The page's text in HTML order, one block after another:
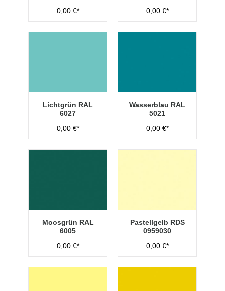
0,00 €*
0,00 €*
Lichtgrün RAL
6027
0,00 €*
Wasserblau RAL
5021
0,00 €*
Moosgrün RAL
6005
0,00 €*
Pastellgelb RDS
0959030
0,00 €*